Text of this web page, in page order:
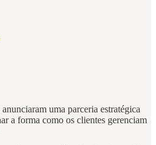
uma parceria estratégica
a forma como os clientes gerenciam